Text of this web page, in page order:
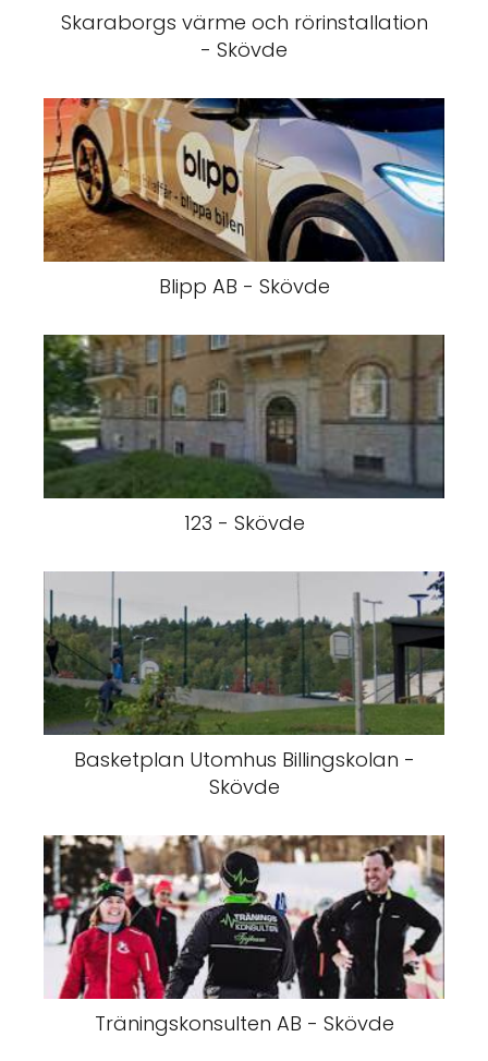
Skaraborgs värme och rörinstallation
- Skövde
Blipp AB - Skövde
123 - Skövde
Basketplan Utomhus Billingskolan -
Skövde
Träningskonsulten AB - Skövde